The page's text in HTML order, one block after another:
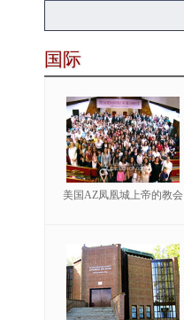
国际
美国AZ凤凰城上帝的教会